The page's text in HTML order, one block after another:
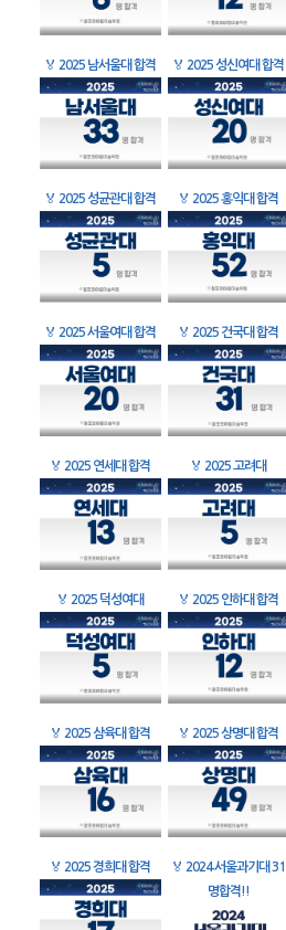
🏅 2025 남서울대 합격 🏅 2025 성신여대 합격
🏅 2025 성균관대 합격 🏅 2025 홍익대 합격
🏅 2025 서울여대 합격 🏅 2025 건국대 합격
🏅 2025 연세대 합격 🏅 2025 고려대
🏅 2025 덕성여대 🏅 2025 인하대 합격
🏅 2025 삼육대 합격 🏅 2025 상명대 합격
🏅 2025 경희대 합격 🏅 2024 서울과기대 31
명합격!!